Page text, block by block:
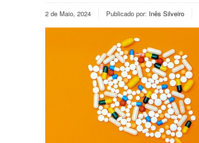
2 de Maio, 2024 Publicado por: Inês Silveiro